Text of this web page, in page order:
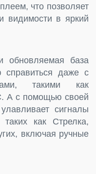
что позволяет
видимости в яркий
обновляемая база
справиться даже с
такими как
А с помощью своей
сигналы
как Стрелка,
включая ручные